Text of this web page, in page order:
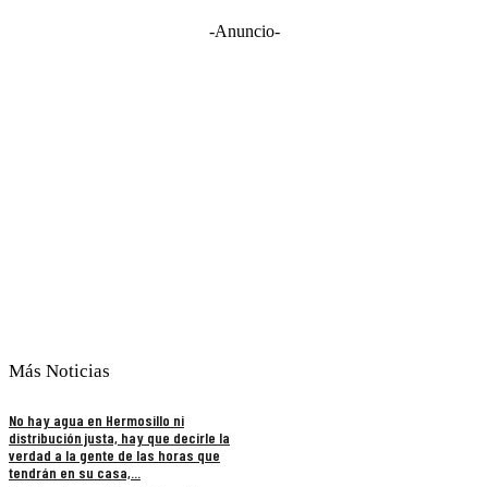
-Anuncio-
Más Noticias
No hay agua en Hermosillo ni
distribución justa, hay que decirle la
verdad a la gente de las horas que
tendrán en su casa,...